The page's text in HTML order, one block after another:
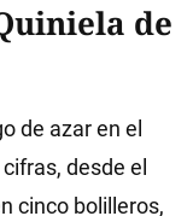
de
de azar en el
desde el
cinco bolilleros,